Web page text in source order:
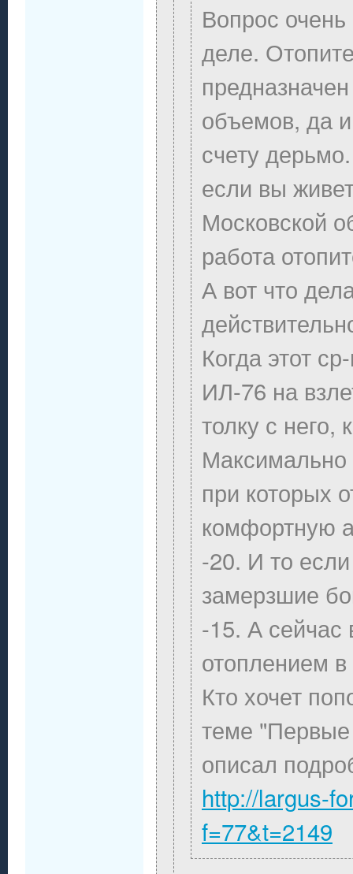
Вопрос
деле.
объемов, да
счету
если вы
Московской
работа
А вот что
Когда этот
ИЛ-76 на
толку с него,
Максимально
при которых
комфортную
-20. И то
замерзшие
-15. А сейчас
отоплением
Кто хочет
теме
описал
http://largus-
f=77&t=2149